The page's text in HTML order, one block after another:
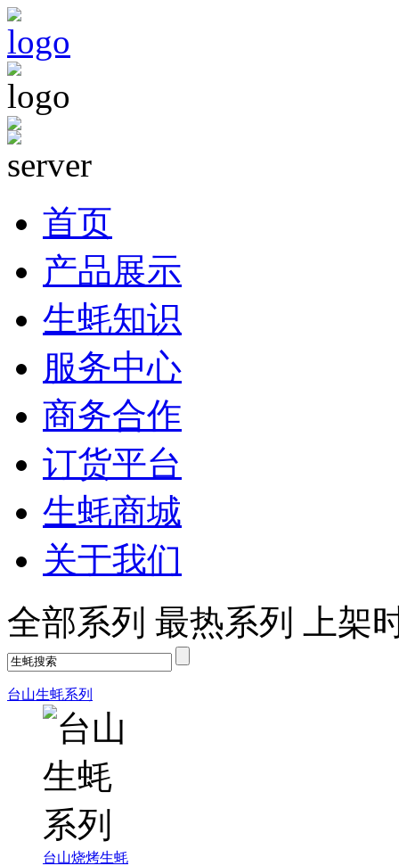
首页
产品展示
生蚝知识
服务中心
商务合作
订货平台
生蚝商城
关于我们
全部系列 最热系列 上架
台山生蚝系列
台山烧烤生蚝